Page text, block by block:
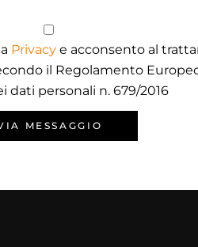
Privacy e acconsento al
il Regolamento
dati personali n. 679/2016